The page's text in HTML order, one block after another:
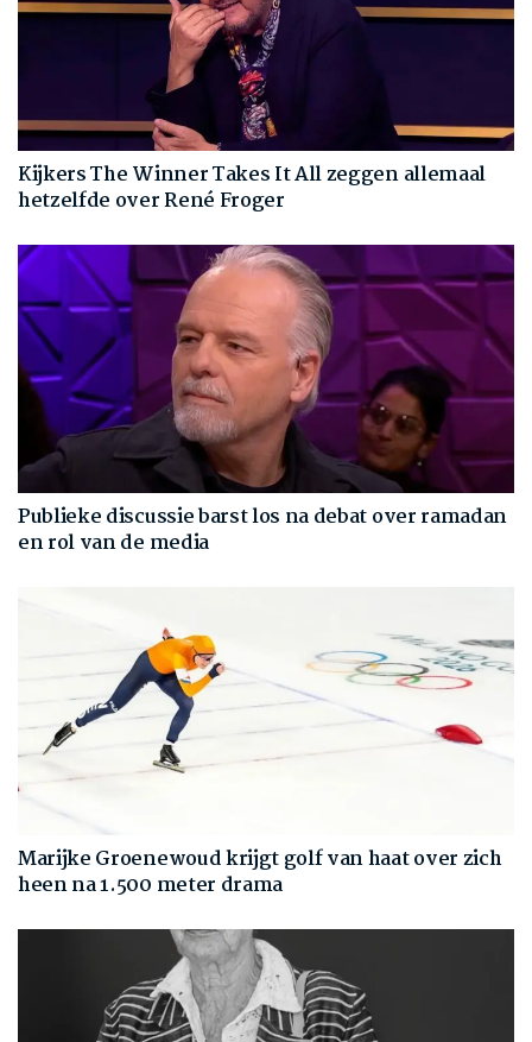
Kijkers The Winner Takes It All zeggen allemaal
hetzelfde over René Froger
Publieke discussie barst los na debat over ramadan
en rol van de media
Marijke Groenewoud krijgt golf van haat over zich
heen na 1.500 meter drama